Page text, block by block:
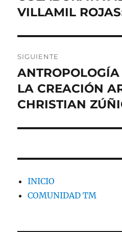
VILLAMIL
SIGUIENTE
Entrada
siguiente:
LA CREACIÓN
CHRISTIAN
INICIO
COMUNIDAD TM